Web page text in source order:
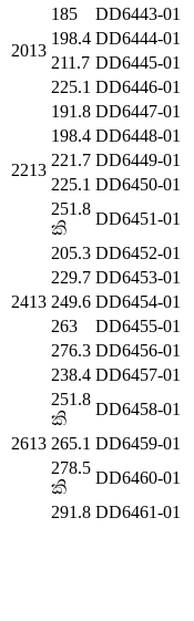
2013
185
DD6443-01
198.4 DD6444-01
211.7 DD6445-01
225.1 DD6446-01
2213
191.8 DD6447-01
198.4 DD6448-01
221.7 DD6449-01
225.1 DD6450-01
251.8
කි
DD6451-01
2413
205.3 DD6452-01
229.7 DD6453-01
249.6 DD6454-01
263
DD6455-01
276.3 DD6456-01
2613
238.4 DD6457-01
251.8
කි
DD6458-01
265.1 DD6459-01
278.5
කි
DD6460-01
291.8 DD6461-01